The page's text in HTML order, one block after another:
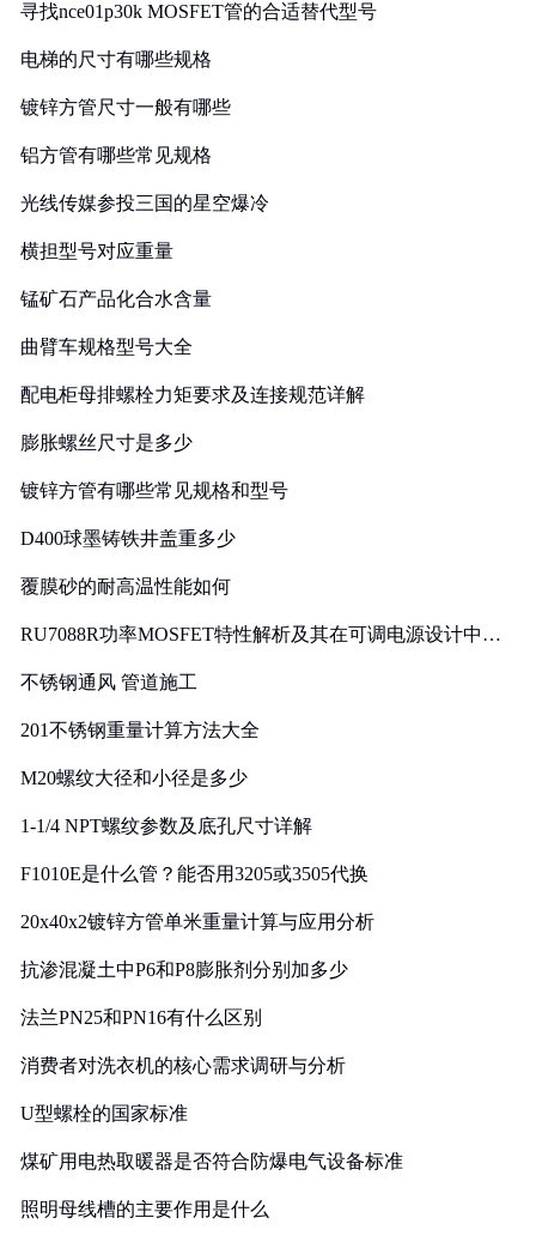
寻找nce01p30k MOSFET管的合适替代型号
电梯的尺寸有哪些规格
镀锌方管尺寸一般有哪些
铝方管有哪些常见规格
光线传媒参投三国的星空爆冷
横担型号对应重量
锰矿石产品化合水含量
曲臂车规格型号大全
配电柜母排螺栓力矩要求及连接规范详解
膨胀螺丝尺寸是多少
镀锌方管有哪些常见规格和型号
D400球墨铸铁井盖重多少
覆膜砂的耐高温性能如何
RU7088R功率MOSFET特性解析及其在可调电源设计中的
不锈钢通风 管道施工
201不锈钢重量计算方法大全
M20螺纹大径和小径是多少
1-1/4 NPT螺纹参数及底孔尺寸详解
F1010E是什么管？能否用3205或3505代换
20x40x2镀锌方管单米重量计算与应用分析
抗渗混凝土中P6和P8膨胀剂分别加多少
法兰PN25和PN16有什么区别
消费者对洗衣机的核心需求调研与分析
U型螺栓的国家标准
煤矿用电热取暖器是否符合防爆电气设备标准
照明母线槽的主要作用是什么